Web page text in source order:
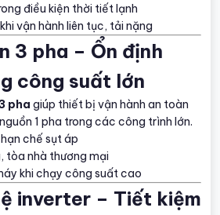
điều kiện thời tiết lạnh
vận hành liên tục, tải nặng
3 pha – Ổn định
công suất lớn
pha giúp thiết bị vận hành an toàn
1 pha trong các công trình lớn.
chế sụt áp
tòa nhà thương mại
khi chạy công suất cao
inverter – Tiết kiệm